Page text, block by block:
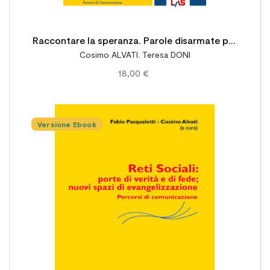
Raccontare la speranza. Parole disarmate per
costruire futuro
Cosimo ALVATI, Teresa DONI
18,00 €
Versione Ebook